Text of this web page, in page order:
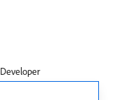
Developer